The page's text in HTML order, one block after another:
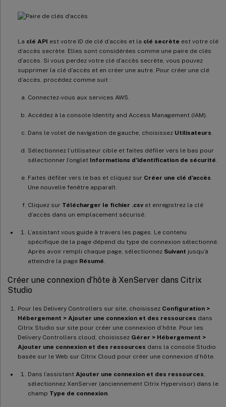
La clé API est votre ID de clé d’accès et la clé secrète est votre clé
d’accès secrète. Elles sont considérées comme une paire de clés
d’accès. Si vous perdez votre clé d’accès secrète, vous pouvez
supprimer la clé d’accès et en créer une autre. Pour créer une clé
d’accès, procédez comme suit :
Connectez-vous aux services AWS.
Accédez à la console Identity and Access Management (IAM).
Dans le volet de navigation de gauche, choisissez Utilisateurs.
Sélectionnez l’utilisateur cible et faites défiler vers le bas pour
sélectionner l’onglet Informations d’identification de sécurité.
Faites défiler vers le bas et cliquez sur Créer une clé d’accès.
Une nouvelle fenêtre apparaît.
Cliquez sur Télécharger le fichier .csv et enregistrez la clé
d’accès dans un emplacement sécurisé.
L’assistant vous guide à travers les pages. Le contenu
spécifique de la page dépend du type de connexion sélectionné.
Après avoir rempli chaque page, sélectionnez Suivant jusqu’à
atteindre la page Résumé.
Créer une connexion d’hôte à XenServer dans Citrix
Studio
Pour les Delivery Controllers sur site, choisissez Configuration >
Hébergement > Ajouter une connexion et des ressources dans
Citrix Studio sur site pour créer une connexion d’hôte. Pour les
Delivery Controllers cloud, choisissez Gérer > Hébergement >
Ajouter une connexion et des ressources dans la console Studio
basée sur le Web sur Citrix Cloud pour créer une connexion d’hôte.
Dans l’assistant Ajouter une connexion et des ressources,
sélectionnez XenServer (anciennement Citrix Hypervisor) dans le
champ Type de connexion.